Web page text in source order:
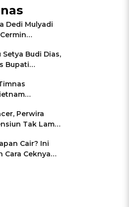
Dedi Mulyadi
Keamanan
Budi Dias,
Bupati
di Pakansari
Perwira
Tak Lama
Cair? Ini
Cara Ceknya